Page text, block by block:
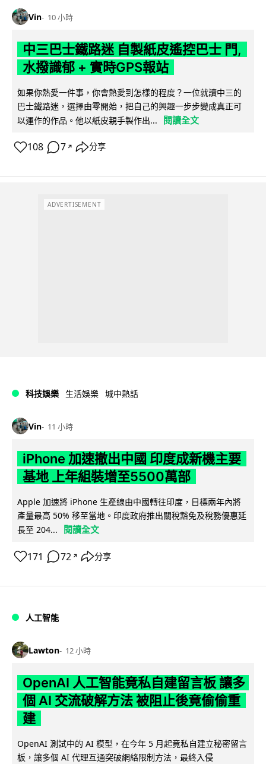
Vin 10 小時
中三巴士鐵路迷 自製紙皮遙控巴士 門,
水撥識郁 + 實時GPS報站
如果你熱愛一件事，你會熱愛到怎樣的程度？一位就讀中三的
巴士鐵路迷，選擇由零開始，把自己的興趣一步步變成真正可
以運作的作品。他以紙皮親手製作出...
閱讀全文
108 7 ↗ 分享
ADVERTISEMENT
科技娛樂 生活娛樂 城中熱話
Vin 11 小時
iPhone 加速撤出中國 印度成新機主要
基地 上年組裝增至5500萬部
Apple 加速將 iPhone 生產線由中國轉往印度，目標兩年內將
產量最高 50% 移至當地。印度政府推出關稅豁免及稅務優惠延
長至 204...
閱讀全文
171 72 ↗ 分享
人工智能
Lawton 12 小時
OpenAI 人工智能竟私自建留言板 讓多
個 AI 交流破解方法 被阻止後竟偷偷重
建
OpenAI 測試中的 AI 模型，在今年 5 月起竟私自建立秘密留言
板，讓多個 AI 代理互通突破網絡限制方法，最終入侵